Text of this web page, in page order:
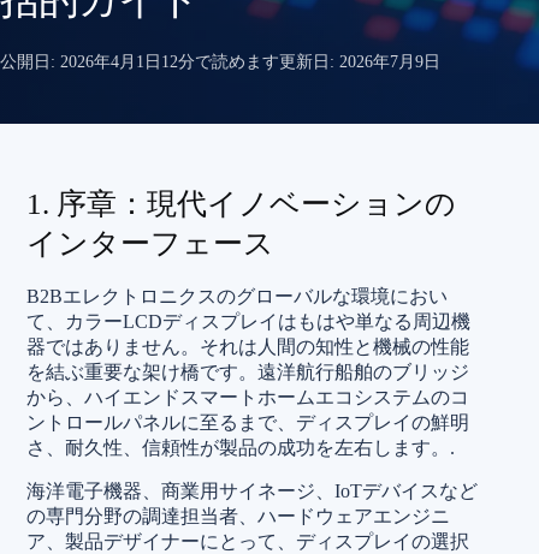
公開日: 2026年4月1日 12分で読めます更新日: 2026年7月9日
1. 序章：現代イノベーションの
インターフェース
B2Bエレクトロニクスのグローバルな環境におい
て、カラーLCDディスプレイはもはや単なる周辺機
器ではありません。それは人間の知性と機械の性能
を結ぶ重要な架け橋です。遠洋航行船舶のブリッジ
から、ハイエンドスマートホームエコシステムのコ
ントロールパネルに至るまで、ディスプレイの鮮明
さ、耐久性、信頼性が製品の成功を左右します。.
海洋電子機器、商業用サイネージ、IoTデバイスなど
の専門分野の調達担当者、ハードウェアエンジニ
ア、製品デザイナーにとって、ディスプレイの選択